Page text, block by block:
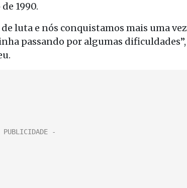
1990.
luta e nós conquistamos mais uma
passando por algumas dificuldades”,